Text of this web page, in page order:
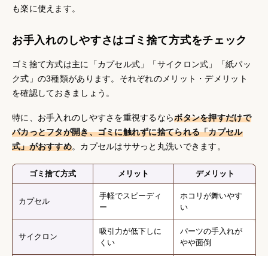
も楽に使えます。
お手入れのしやすさはゴミ捨て方式をチェック
ゴミ捨て方式は主に「カプセル式」「サイクロン式」「紙パッ
ク式」の3種類があります。それぞれのメリット・デメリット
を確認しておきましょう。
特に、お手入れのしやすさを重視するならボタンを押すだけで
パカっとフタが開き、ゴミに触れずに捨てられる「カプセル
式」がおすすめ。カプセルはササっと丸洗いできます。
ゴミ捨て方式 メリット デメリット
カプセル
手軽でスピーディ
ー
ホコリが舞いやす
い
サイクロン
吸引力が低下しに
くい
パーツの手入れが
やや面倒